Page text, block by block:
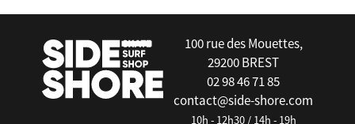
100 rue des Mouettes,
29200 BREST
02 98 46 71 85
contact@side-shore.com
10h - 12h30 / 14h - 19h